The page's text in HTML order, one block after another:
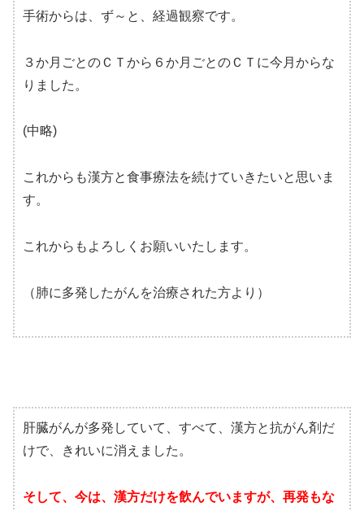
手術からは、ず～と、経過観察です。
３か月ごとのＣＴから６か月ごとのＣＴに今月からな
りました。
(中略)
これからも漢方と食事療法を続けていきたいと思いま
す。
これからもよろしくお願いいたします。
（肺に多発したがんを治療された方より）
肝臓がんが多発していて、すべて、漢方と抗がん剤だ
けで、きれいに消えました。
そして、今は、漢方だけを飲んでいますが、再発もな